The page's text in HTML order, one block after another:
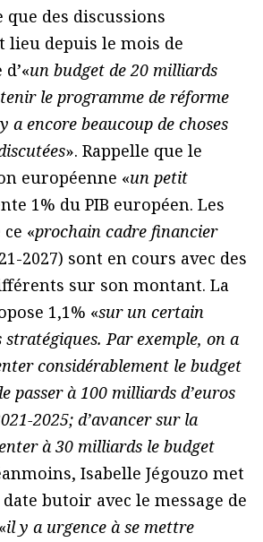
que des discussions
lieu depuis le mois de
un budget de 20 milliards
le programme de réforme
a encore beaucoup de choses
». Rappelle que le
européenne «un petit
1% du PIB européen. Les
«prochain cadre financier
2027) sont en cours avec des
sur son montant. La
1,1% «sur un certain
Par exemple, on a
considérablement le budget
passer à 100 milliards d’euros
2025; d’avancer sur la
à 30 milliards le budget
Isabelle Jégouzo met
butoir avec le message de
il y a urgence à se mettre